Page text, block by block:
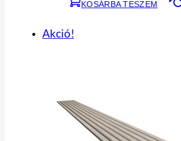
was:
is:
KOSÁRBA TESZEM
Akció!